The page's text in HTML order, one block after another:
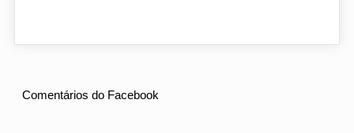
Comentários do Facebook